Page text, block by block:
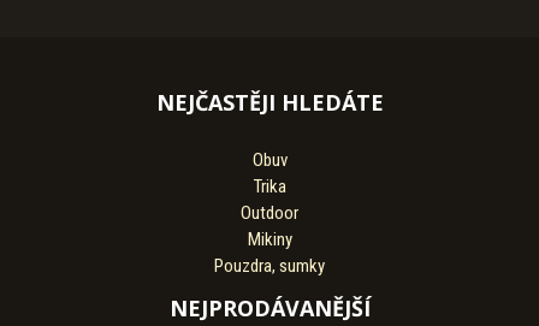
NEJČASTĚJI HLEDÁTE
Obuv
Trika
Outdoor
Mikiny
Pouzdra, sumky
NEJPRODÁVANĚJŠÍ